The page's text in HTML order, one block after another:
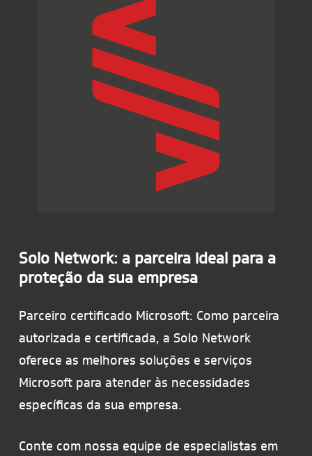
Solo Network: a parceira ideal para a
proteção da sua empresa
Parceiro certificado Microsoft: Como parceira
autorizada e certificada, a Solo Network
oferece as melhores soluções e serviços
Microsoft para atender às necessidades
específicas da sua empresa.
Conte com nossa equipe de especialistas em